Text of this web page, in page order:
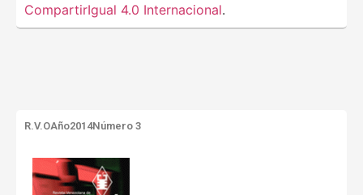
CompartirIgual 4.0 Internacional.
R.V.OAño2014Número 3